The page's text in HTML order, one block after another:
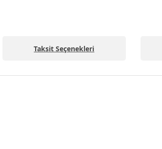
Taksit Seçenekleri